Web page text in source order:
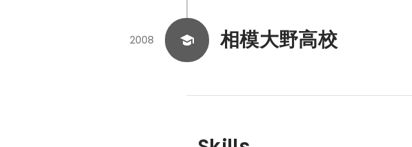
相模大野高校
2008